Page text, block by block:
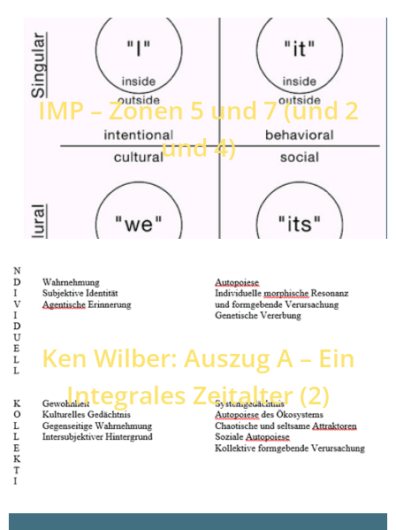
IMP – Zonen 5 und 7 (und 2
und 4)
Ken Wilber: Auszug A – Ein
Integrales Zeitalter (2)